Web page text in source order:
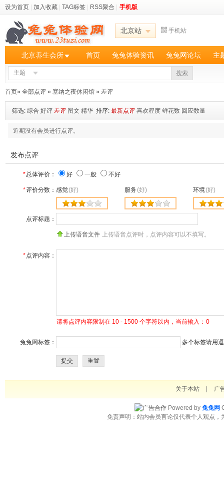
设为首页 加入收藏 TAG标签 RSS聚合 手机版
北京站 手机站
北京养生会所 首页 兔兔体验资讯 兔兔网论坛 主
主题 搜索
首页» 全部点评 » 塞纳之夜休闲馆 » 差评
筛选: 综合 好评 差评 图文 精华 排序: 最新点评 喜欢程度 鲜花数 回应数量
近期没有会员进行点评。
发布点评
*总体评价： 好 一般 不好
*评价分数： 感觉(好) 服务(好) 环境(好)
点评标题：
上传语音文件 上传语音点评时，点评内容可以不填写。
*点评内容：
请将点评内容限制在 10 - 1500 个字符以内，当前输入： 0
兔兔网标签： 多个标签请用
提交 重置
关于本站 广
Powered by 兔兔网
免责声明：站内会员言论仅代表个人观点